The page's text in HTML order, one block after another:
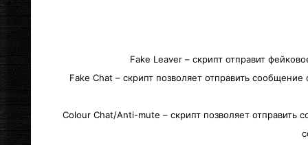
Fake Leaver – скрипт отправит
Fake Chat – скрипт позволяет отправить
Colour Chat/Anti-mute – скрипт позволяет